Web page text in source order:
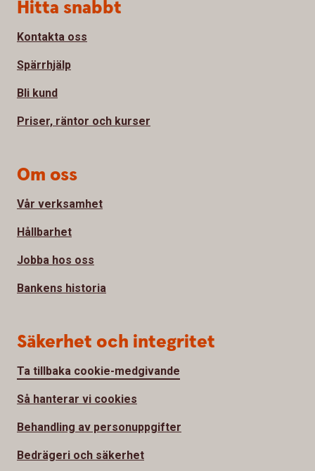
Hitta snabbt
Kontakta oss
Spärrhjälp
Bli kund
Priser, räntor och kurser
Om oss
Vår verksamhet
Hållbarhet
Jobba hos oss
Bankens historia
Säkerhet och integritet
Ta tillbaka cookie-medgivande
Så hanterar vi cookies
Behandling av personuppgifter
Bedrägeri och säkerhet